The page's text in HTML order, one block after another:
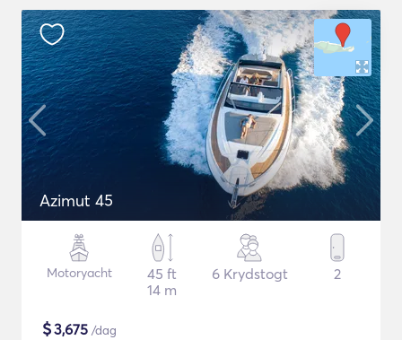
Azimut 45
Motoryacht
45 ft
14 m
6 Krydstogt 2
$3,675 /dag